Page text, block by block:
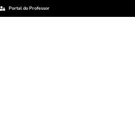
Portal do Professor